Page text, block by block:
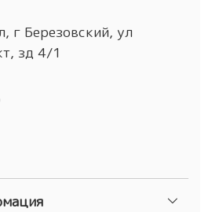
г Березовский, ул
зд 4/1